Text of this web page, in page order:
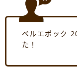
ベルエポック
た！